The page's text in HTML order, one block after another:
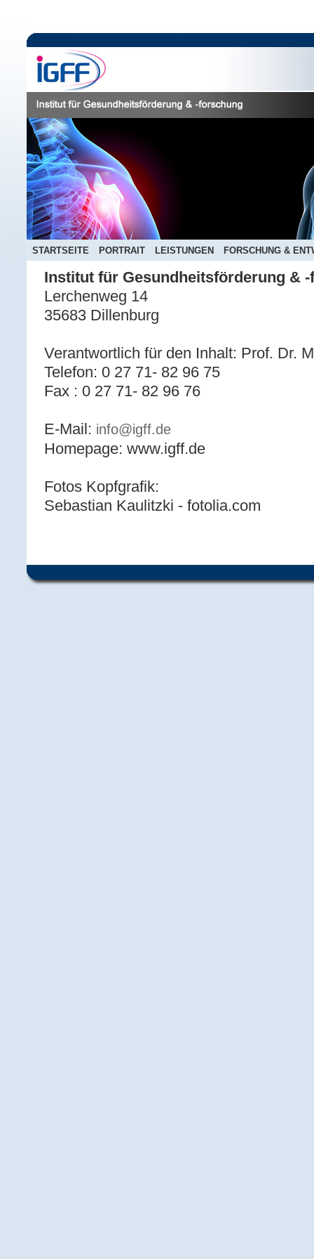
STARTSEITE PORTRAIT LEISTUNGEN FORSCHUNG &
Institut für Gesundheitsförderung & -
Lerchenweg 14
35683 Dillenburg
Verantwortlich für den Inhalt: Prof. Dr.
Telefon: 0 27 71- 82 96 75
Fax : 0 27 71- 82 96 76
E-Mail: info@igff.de
Homepage: www.igff.de
Fotos Kopfgrafik:
Sebastian Kaulitzki - fotolia.com